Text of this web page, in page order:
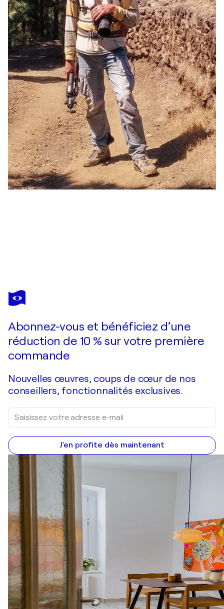
JEAN-LUC BOHIN
TENERIFE : PLAGE DE BENIJO
Abonnez-vous et bénéficiez d’une
réduction de 10 % sur votre première
commande
Nouvelles œuvres, coups de cœur de nos
conseillers, fonctionnalités exclusives.
J'en profite dès maintenant